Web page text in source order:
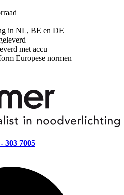
in NL, BE en DE
met accu
Europese normen
303 7005